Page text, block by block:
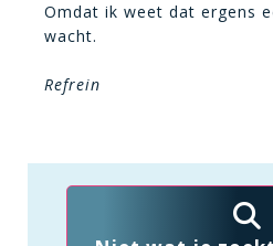
Omdat ik weet dat ergens
wacht.
Refrein